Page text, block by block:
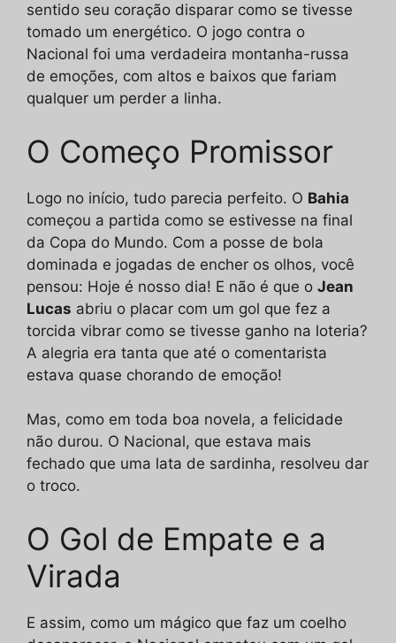
sentido seu coração disparar como se tivesse
tomado um energético. O jogo contra o
Nacional foi uma verdadeira montanha-russa
de emoções, com altos e baixos que fariam
qualquer um perder a linha.
O Começo Promissor
Logo no início, tudo parecia perfeito. O Bahia
começou a partida como se estivesse na final
da Copa do Mundo. Com a posse de bola
dominada e jogadas de encher os olhos, você
pensou: Hoje é nosso dia! E não é que o Jean
Lucas abriu o placar com um gol que fez a
torcida vibrar como se tivesse ganho na loteria?
A alegria era tanta que até o comentarista
estava quase chorando de emoção!
Mas, como em toda boa novela, a felicidade
não durou. O Nacional, que estava mais
fechado que uma lata de sardinha, resolveu dar
o troco.
O Gol de Empate e a
Virada
E assim, como um mágico que faz um coelho